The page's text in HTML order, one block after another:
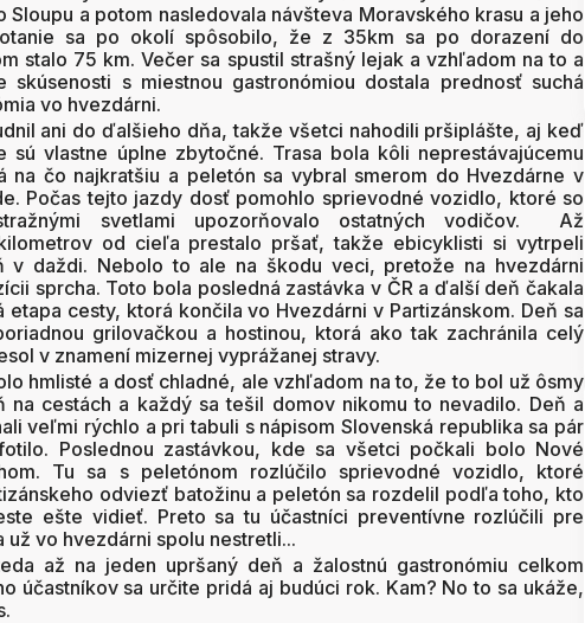
Sloupu a potom nasledovala návšteva Moravského krasu a jeho
sa po okolí spôsobilo, že z 35km sa po dorazení do
stalo 75 km. Večer sa spustil strašný lejak a vzhľadom na to a
skúsenosti s miestnou gastronómiou dostala prednosť suchá
vo hvezdárni.
ani do ďalšieho dňa, takže všetci nahodili pršiplášte, aj keď
sú vlastne úplne zbytočné. Trasa bola kôli neprestávajúcemu
na čo najkratšiu a peletón sa vybral smerom do Hvezdárne v
Počas tejto jazdy dosť pomohlo sprievodné vozidlo, ktoré so
svetlami upozorňovalo ostatných vodičov.
Až
od cieľa prestalo pršať, takže ebicyklisti si vytrpeli
v daždi. Nebolo to ale na škodu veci, pretože na hvezdárni
sprcha. Toto bola posledná zastávka v ČR a ďalší deň čakala
etapa cesty, ktorá končila vo Hvezdárni v Partizánskom. Deň sa
grilovačkou a hostinou, ktorá ako tak zachránila celý
v znamení mizernej vyprážanej stravy.
hmlisté a dosť chladné, ale vzhľadom na to, že to bol už ôsmy
na cestách a každý sa tešil domov nikomu to nevadilo. Deň a
veľmi rýchlo a pri tabuli s nápisom Slovenská republika sa pár
Poslednou zastávkou, kde sa všetci počkali bolo Nové
Tu sa s peletónom rozlúčilo sprievodné vozidlo, ktoré
odviezť batožinu a peletón sa rozdelil podľa toho, kto
ešte vidieť. Preto sa tu účastníci preventívne rozlúčili pre
už vo hvezdárni spolu nestretli...
až na jeden upršaný deň a žalostnú gastronómiu celkom
účastníkov sa určite pridá aj budúci rok. Kam? No to sa ukáže,